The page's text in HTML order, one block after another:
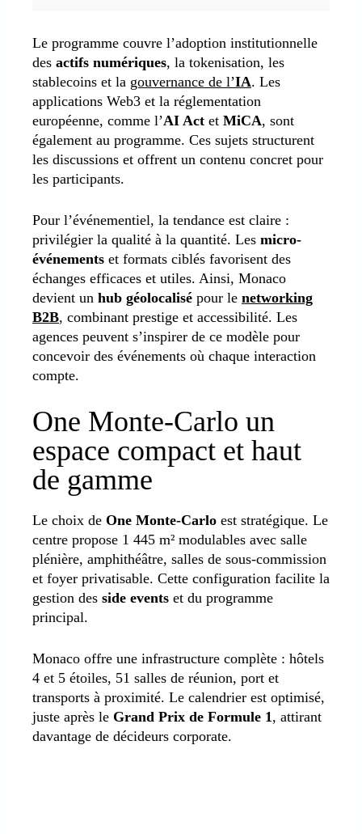
Le programme couvre l’adoption institutionnelle
des actifs numériques, la tokenisation, les
stablecoins et la gouvernance de l’IA. Les
applications Web3 et la réglementation
européenne, comme l’AI Act et MiCA, sont
également au programme. Ces sujets structurent
les discussions et offrent un contenu concret pour
les participants.
Pour l’événementiel, la tendance est claire :
privilégier la qualité à la quantité. Les micro-
événements et formats ciblés favorisent des
échanges efficaces et utiles. Ainsi, Monaco
devient un hub géolocalisé pour le networking
B2B, combinant prestige et accessibilité. Les
agences peuvent s’inspirer de ce modèle pour
concevoir des événements où chaque interaction
compte.
One Monte-Carlo un
espace compact et haut
de gamme
Le choix de One Monte-Carlo est stratégique. Le
centre propose 1 445 m² modulables avec salle
plénière, amphithéâtre, salles de sous-commission
et foyer privatisable. Cette configuration facilite la
gestion des side events et du programme
principal.
Monaco offre une infrastructure complète : hôtels
4 et 5 étoiles, 51 salles de réunion, port et
transports à proximité. Le calendrier est optimisé,
juste après le Grand Prix de Formule 1 , attirant
davantage de décideurs corporate.